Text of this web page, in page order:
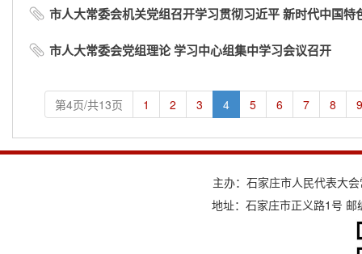
市人大常委会机关党组召开学习贯彻习近平 新时代中国特
市人大常委会党组理论 学习中心组集中学习会议召开
第4页/共13页 1 2 3 4 5 6 7 8
主办：石家庄市人民代表大
地址：石家庄市正义路1号